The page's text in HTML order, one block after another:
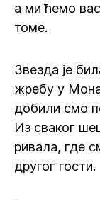
а ми ћемо
томе.
Звезда је
жребу у
добили смо
Из сваког
ривала, где
другог гости.